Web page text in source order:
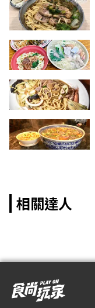
相關達人